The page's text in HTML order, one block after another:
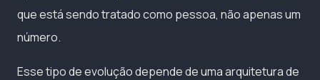
que está sendo tratado como pessoa, não apenas um
número.
Esse tipo de evolução depende de uma arquitetura de